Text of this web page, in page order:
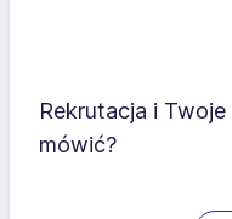
Rekrutacja i
mówić?